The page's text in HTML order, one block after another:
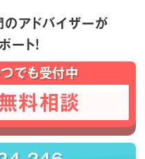
のアドバイザーが
ート！
でも受付中
料相談